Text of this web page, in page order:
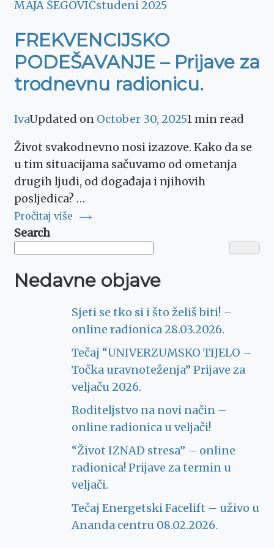
MAJA ŠEGOVIĆstudeni 2025
FREKVENCIJSKO
PODEŠAVANJE – Prijave za
trodnevnu radionicu.
IvaUpdated on October 30, 20251 min read
Život svakodnevno nosi izazove. Kako da se
u tim situacijama sačuvamo od ometanja
drugih ljudi, od događaja i njihovih
posljedica? …
Pročitaj više
Search
Nedavne objave
Sjeti se tko si i što želiš biti! –
online radionica 28.03.2026.
Tečaj “UNIVERZUMSKO TIJELO –
Točka uravnoteženja” Prijave za
veljaču 2026.
Roditeljstvo na novi način –
online radionica u veljači!
“Život IZNAD stresa” – online
radionica! Prijave za termin u
veljači.
Tečaj Energetski Facelift – uživo u
Ananda centru 08.02.2026.